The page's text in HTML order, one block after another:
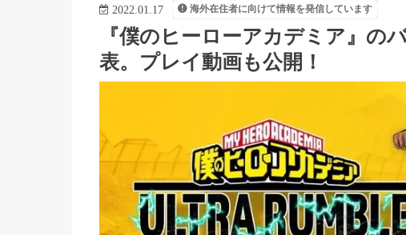
2022.01.17 海外在住者に向けて情報を発信しています
『僕のヒーローアカデミア』の
表。プレイ動画も公開！